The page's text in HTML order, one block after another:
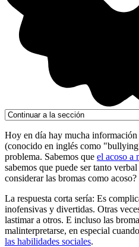
Hoy en día hay mucha
(conocido en inglés como
problema. Sabemos que el acoso a
sabemos que puede ser tanto
considerar las bromas como acoso?
La respuesta corta sería: Es
inofensivas y divertidas. Otras
lastimar a otros. E incluso las
malinterpretarse, en especial
las habilidades sociales.